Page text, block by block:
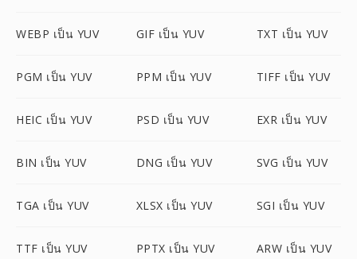
WEBP เป็น YUV GIF เป็น YUV TXT เป็น YUV
PGM เป็น YUV PPM เป็น YUV TIFF เป็น YUV
HEIC เป็น YUV PSD เป็น YUV EXR เป็น YUV
BIN เป็น YUV DNG เป็น YUV SVG เป็น YUV
TGA เป็น YUV XLSX เป็น YUV SGI เป็น YUV
TTF เป็น YUV PPTX เป็น YUV ARW เป็น YUV